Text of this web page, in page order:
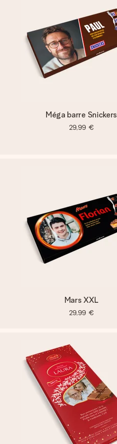
Méga barre Snickers
29,99 €
Mars XXL
29,99 €